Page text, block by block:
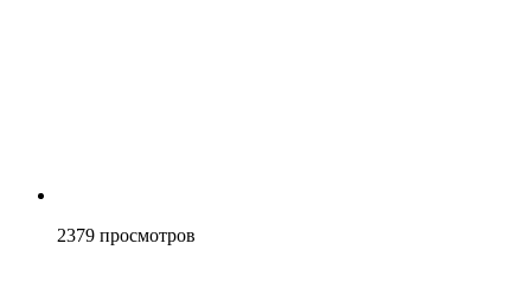
2379 просмотров